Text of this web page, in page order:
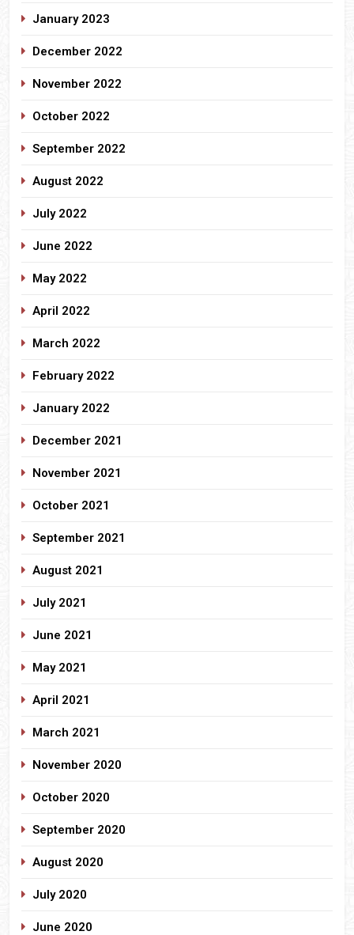
January 2023
December 2022
November 2022
October 2022
September 2022
August 2022
July 2022
June 2022
May 2022
April 2022
March 2022
February 2022
January 2022
December 2021
November 2021
October 2021
September 2021
August 2021
July 2021
June 2021
May 2021
April 2021
March 2021
November 2020
October 2020
September 2020
August 2020
July 2020
June 2020